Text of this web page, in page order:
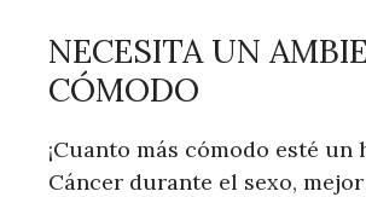
NECESITA UN
CÓMODO
¡Cuanto más cómodo esté un
Cáncer durante el sexo,